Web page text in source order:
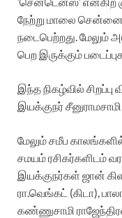
நேற்று மாலை சென்னை
நடைபெற்றது. மேலும்
பெற இருக்கும்
இந்த நிகழ்வில் சிறப்பு
இயக்குநர்
மேலும் சமீப
சமயம் ரசிகர்களிடம்
இயக்குநர்கள் ஜான்
ரா.வெங்கட் (கிடா),
கண்ணுசாமி